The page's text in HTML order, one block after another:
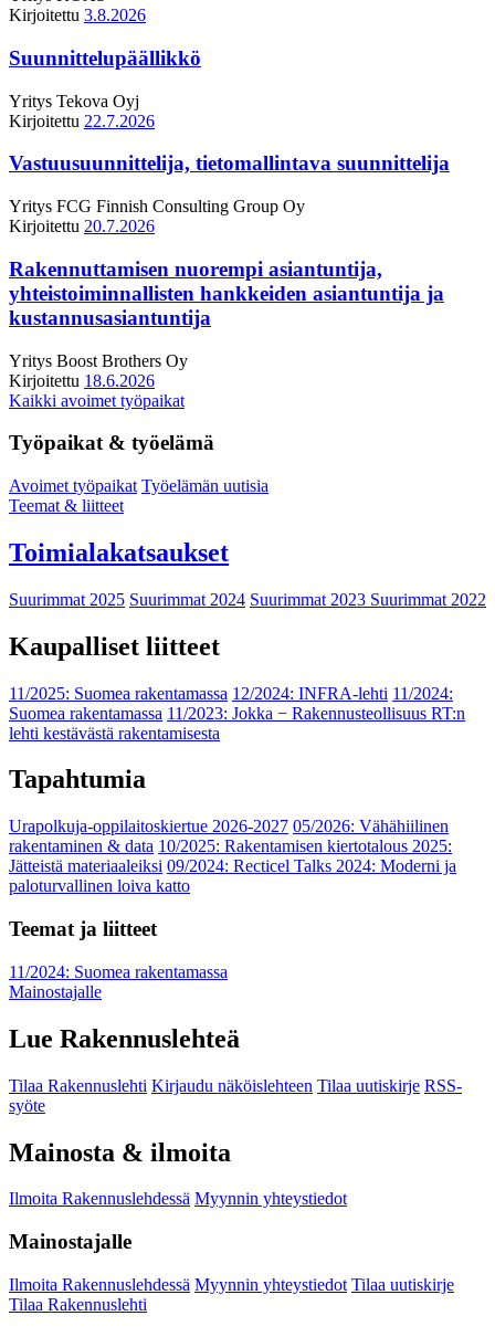
Kirjoitettu 3.8.2026
Suunnittelupäällikkö
Yritys Tekova Oyj
Kirjoitettu 22.7.2026
Vastuusuunnittelija, tietomallintava suunnittelija
Yritys FCG Finnish Consulting Group Oy
Kirjoitettu 20.7.2026
Rakennuttamisen nuorempi asiantuntija,
yhteistoiminnallisten hankkeiden asiantuntija ja
kustannusasiantuntija
Yritys Boost Brothers Oy
Kirjoitettu 18.6.2026
Kaikki avoimet työpaikat
Työpaikat & työelämä
Avoimet työpaikat Työelämän uutisia
Teemat & liitteet
Toimialakatsaukset
Suurimmat 2025 Suurimmat 2024 Suurimmat 2023 Suurimmat 2022
Kaupalliset liitteet
11/2025: Suomea rakentamassa 12/2024: INFRA-lehti 11/2024:
Suomea rakentamassa 11/2023: Jokka − Rakennusteollisuus RT:n
lehti kestävästä rakentamisesta
Tapahtumia
Urapolkuja-oppilaitoskiertue 2026-2027 05/2026: Vähähiilinen
rakentaminen & data 10/2025: Rakentamisen kiertotalous 2025:
Jätteistä materiaaleiksi 09/2024: Recticel Talks 2024: Moderni ja
paloturvallinen loiva katto
Teemat ja liitteet
11/2024: Suomea rakentamassa
Mainostajalle
Lue Rakennuslehteä
Tilaa Rakennuslehti Kirjaudu näköislehteen Tilaa uutiskirje RSS-
syöte
Mainosta & ilmoita
Ilmoita Rakennuslehdessä Myynnin yhteystiedot
Mainostajalle
Ilmoita Rakennuslehdessä Myynnin yhteystiedot Tilaa uutiskirje
Tilaa Rakennuslehti